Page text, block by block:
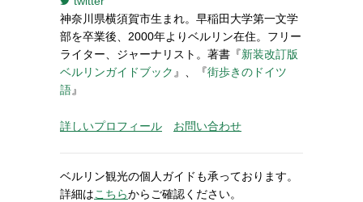
神奈川県横須賀市生まれ。早稲田大学第一文学
部を卒業後、2000年よりベルリン在住。フリー
ライター、ジャーナリスト。著書『新装改訂版
ベルリンガイドブック』、『街歩きのドイツ
語』
詳しいプロフィール お問い合わせ
ベルリン観光の個人ガイドも承っております。
詳細はこちらからご確認ください。